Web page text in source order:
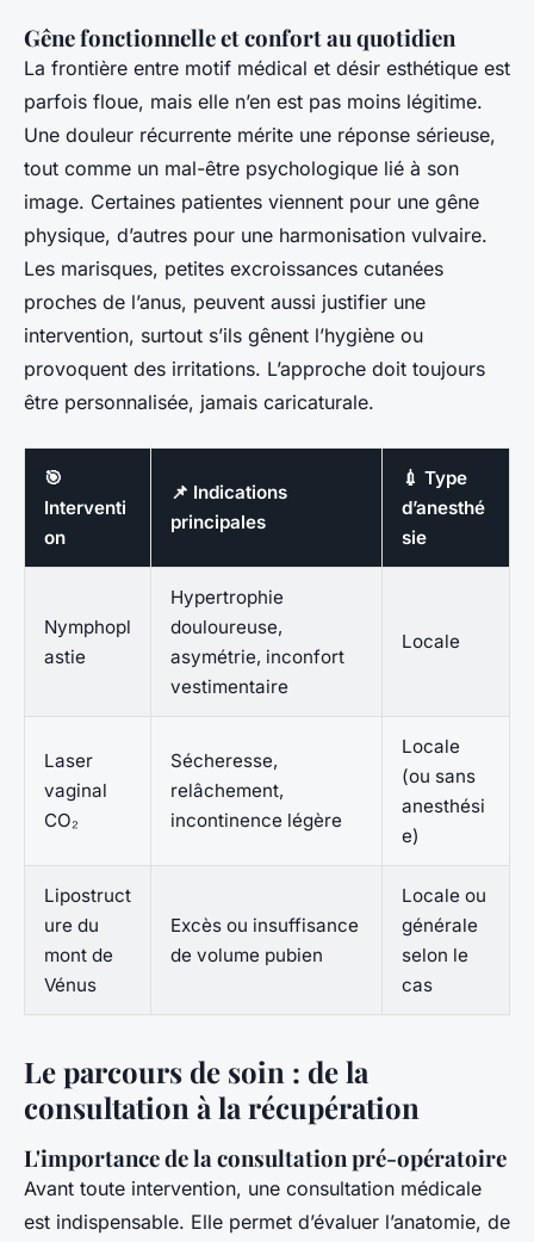
Gêne fonctionnelle et confort au quotidien
La frontière entre motif médical et désir esthétique est
parfois floue, mais elle n’en est pas moins légitime.
Une douleur récurrente mérite une réponse sérieuse,
tout comme un mal-être psychologique lié à son
image. Certaines patientes viennent pour une gêne
physique, d’autres pour une harmonisation vulvaire.
Les marisques, petites excroissances cutanées
proches de l’anus, peuvent aussi justifier une
intervention, surtout s’ils gênent l’hygiène ou
provoquent des irritations. L’approche doit toujours
être personnalisée, jamais caricaturale.
🎯
Interventi
on
📌 Indications
principales
💉 Type
d’anesthé
sie
Nymphopl
astie
Hypertrophie
douloureuse,
asymétrie, inconfort
vestimentaire
Locale
Laser
vaginal
CO₂
Sécheresse,
relâchement,
incontinence légère
Locale
(ou sans
anesthési
e)
Lipostruct
ure du
mont de
Vénus
Excès ou insuffisance
de volume pubien
Locale ou
générale
selon le
cas
Le parcours de soin : de la
consultation à la récupération
L'importance de la consultation pré-opératoire
Avant toute intervention, une consultation médicale
est indispensable. Elle permet d’évaluer l’anatomie, de